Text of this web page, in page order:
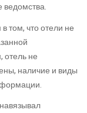
ведомства.
том, что отели не
отель не
наличие и виды